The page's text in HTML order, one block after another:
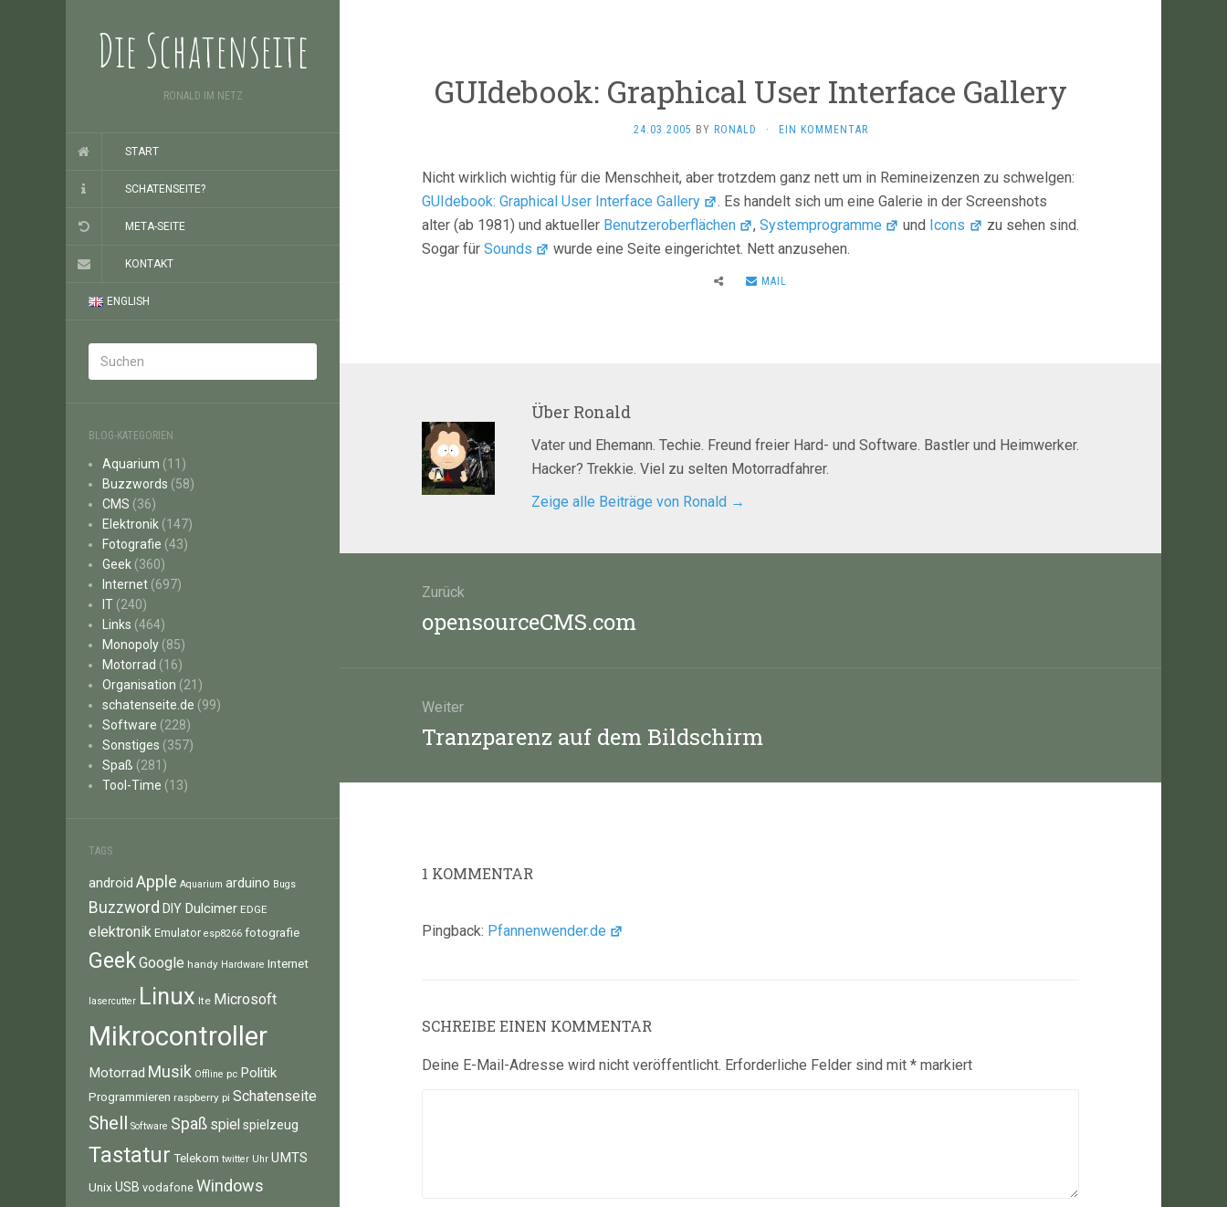
Die Schatenseite
RONALD IM NETZ
START
SCHATENSEITE?
META-SEITE
KONTAKT
ENGLISH
BLOG-KATEGORIEN
Aquarium (11)
Buzzwords (58)
CMS (36)
Elektronik (147)
Fotografie (43)
Geek (360)
Internet (697)
IT (240)
Links (464)
Monopoly (85)
Motorrad (16)
Organisation (21)
schatenseite.de (99)
Software (228)
Sonstiges (357)
Spaß (281)
Tool-Time (13)
TAGS
android Apple Aquarium arduino Bugs
Buzzword DIY Dulcimer EDGE
elektronik Emulator esp8266 fotografie
GeekGoogle handy Hardware Internet
lasercutter Linux lte Microsoft
Mikrocontroller
Motorrad Musik Offline pc Politik
Programmieren raspberry pi Schatenseite
Shell Software Spaß spiel spielzeug
Tastatur Telekom twitter Uhr UMTS
Unix USB vodafone Windows
GUIdebook: Graphical User Interface Gallery
24.03.2005 BY RONALD · EIN KOMMENTAR
Nicht wirklich wichtig für die Menschheit, aber trotzdem ganz nett um in Remineizenzen zu schwelgen:
GUIdebook: Graphical User Interface Gallery
. Es handelt sich um eine Galerie in der Screenshots
alter (ab 1981) und aktueller Benutzeroberflächen ,Systemprogramme und Icons
zu sehen sind.
Sogar für Sounds wurde eine Seite eingerichtet. Nett anzusehen.
MAIL
Über Ronald
Vater und Ehemann. Techie. Freund freier Hard- und Software. Bastler und Heimwerker.
Hacker? Trekkie. Viel zu selten Motorradfahrer.
Zeige alle Beiträge von Ronald →
Zurück
Vorheriger
Beitrag:
opensourceCMS.com
Weiter
Nächster
Tranzparenz auf dem Bildschirm
1 KOMMENTAR
Pingback: Pfannenwender.de
SCHREIBE EINEN KOMMENTAR
Deine E-Mail-Adresse wird nicht veröffentlicht. Erforderliche Felder sind mit * markiert